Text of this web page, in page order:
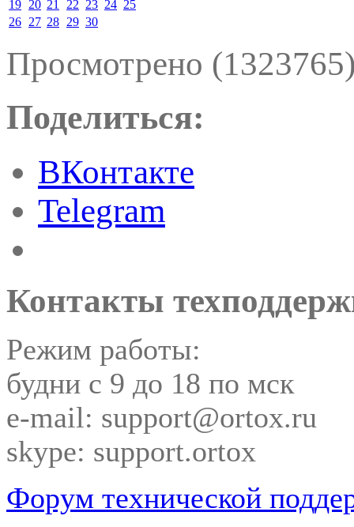
19 20 21 22 23 24 25
26 27 28 29 30
Просмотрено
Поделиться:
ВКонтакте
Telegram
Контакты
Режим работы:
будни с 9 до 18 по мск
e-mail: support@ortox.ru
skype: support.ortox
Форум технической